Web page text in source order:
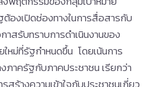
องเปิดช่องทางในการสื่อสารกับ
าสรับทราบการดำเนินงานของ
หม่ที่รัฐกำหนดขึ้น โดยเน้นการ
ภาครัฐกับภาคประชาชน เรียกว่า